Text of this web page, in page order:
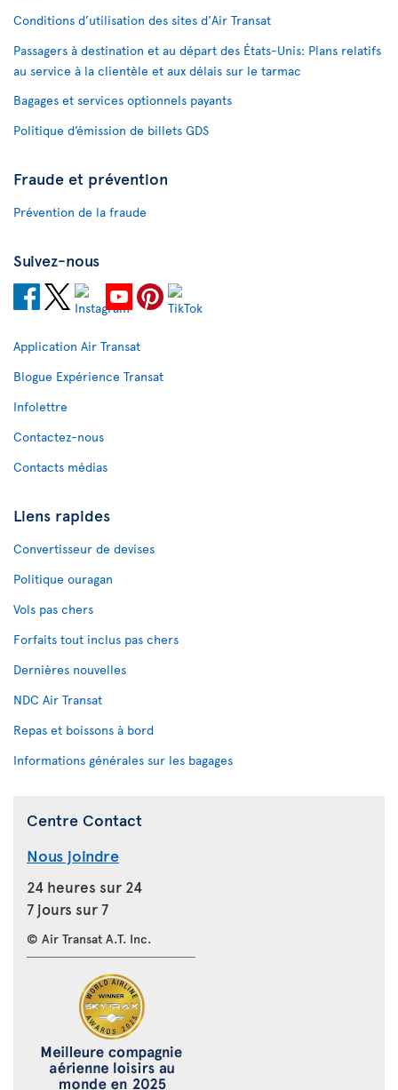
Conditions d’utilisation des sites d'Air Transat
Passagers à destination et au départ des États-Unis: Plans relatifs
au service à la clientèle et aux délais sur le tarmac
Bagages et services optionnels payants
Politique d’émission de billets GDS
Fraude et prévention
Prévention de la fraude
Suivez-nous
Application Air Transat
Blogue Expérience Transat
Infolettre
Contactez-nous
Contacts médias
Liens rapides
Convertisseur de devises
Politique ouragan
Vols pas chers
Forfaits tout inclus pas chers
Dernières nouvelles
NDC Air Transat
Repas et boissons à bord
Informations générales sur les bagages
Centre Contact
Nous joindre
24 heures sur 24
7 jours sur 7
© Air Transat A.T. Inc.